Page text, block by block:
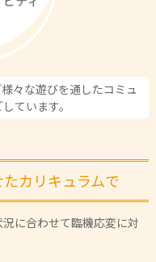
々な遊びを通したコミュ
ています。
カリキュラムで
に合わせて臨機応変に対